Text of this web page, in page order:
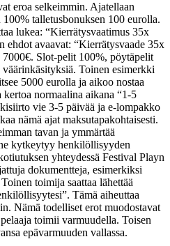
eroa selkeimmin. Ajatellaan
talletusbonuksen 100 eurolla.
lukea: “Kierrätysvaatimus 35x
ehdot avaavat: “Kierrätysvaade 35x
Slot-pelit 100%, pöytäpelit
Toinen esimerkki
5000 eurolla ja aikoo nostaa
normaalina aikana “1-5
vie 3-5 päivää ja e-lompakko
nämä ajat maksutapakohtaisesti.
tavan ja ymmärtää
kytkeytyy henkilöllisyyden
yhteydessä Festival Playn
dokumentteja, esimerkiksi
toimija saattaa lähettää
Tämä aiheuttaa
Nämä todelliset erot muodostavat
toimii varmuudella. Toisen
epävarmuuden vallassa.